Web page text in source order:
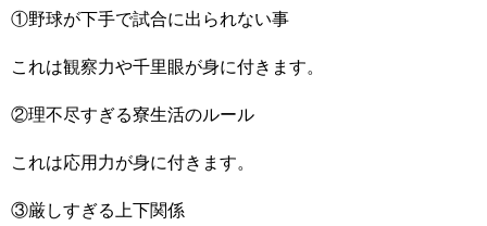
①野球が下手で試合に出られない事
これは観察力や千里眼が身に付きます。
②理不尽すぎる寮生活のルール
これは応用力が身に付きます。
③厳しすぎる上下関係